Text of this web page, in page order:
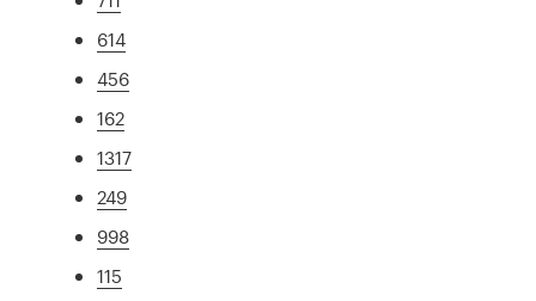
614
456
162
1317
249
998
115